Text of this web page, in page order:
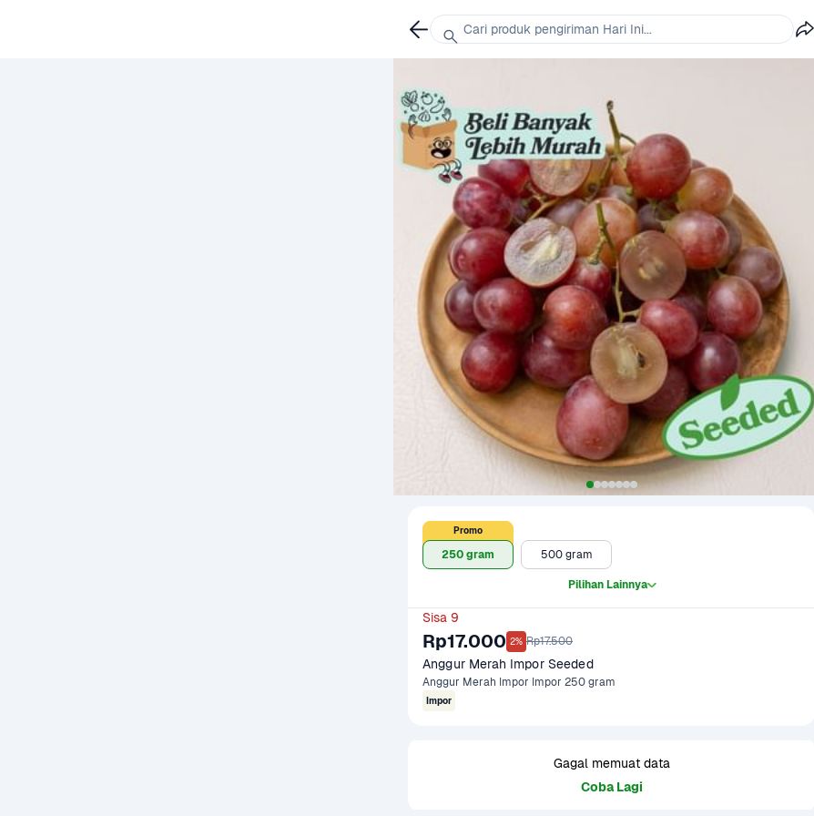
250 gram
Promo
500 gram
Pilihan Lainnya
Sisa 9
Rp17.000 2% Rp17.500
Anggur Merah Impor Seeded
Anggur Merah Impor Impor 250 gram
Impor
Gagal memuat data
Coba Lagi
Cari produk pengiriman Hari Ini...